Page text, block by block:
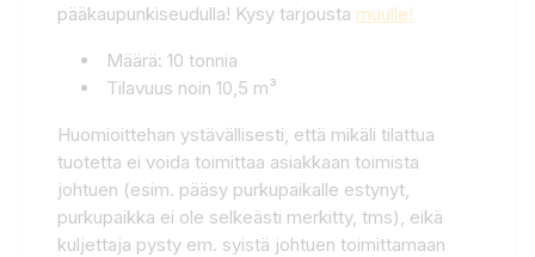
pääkaupunkiseudulla! Kysy tarjousta muulle!
Määrä: 10 tonnia
Tilavuus noin 10,5 m³
Huomioittehan ystävällisesti, että mikäli tilattua
tuotetta ei voida toimittaa asiakkaan toimista
johtuen (esim. pääsy purkupaikalle estynyt,
purkupaikka ei ole selkeästi merkitty, tms), eikä
kuljettaja pysty em. syistä johtuen toimittamaan